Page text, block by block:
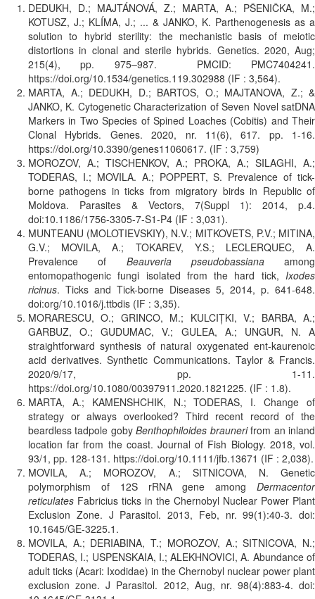
DEDUKH, D.; MAJTÁNOVÁ, Z.; MARTA, A.; PŠENIČKA, M.;
KOTUSZ, J.; KLÍMA, J.; ... & JANKO, K. Parthenogenesis as a
solution to hybrid sterility: the mechanistic basis of meiotic
distortions in clonal and sterile hybrids. Genetics. 2020, Aug;
215(4), pp. 975–987. PMCID: PMC7404241.
https://doi.org/10.1534/genetics.119.302988 (IF : 3,564).
MARTA, A.; DEDUKH, D.; BARTOS, O.; MAJTANOVA, Z.; &
JANKO, K. Cytogenetic Characterization of Seven Novel satDNA
Markers in Two Species of Spined Loaches (Cobitis) and Their
Clonal Hybrids. Genes. 2020, nr. 11(6), 617. pp. 1-16.
https://doi.org/10.3390/genes11060617. (IF : 3,759)
MOROZOV, A.; TISCHENKOV, A.; PROKA, A.; SILAGHI, A.;
TODERAS, I.; MOVILA. A.; POPPERT, S. Prevalence of tick-
borne pathogens in ticks from migratory birds in Republic of
Moldova. Parasites & Vectors, 7(Suppl 1): 2014, p.4.
doi:10.1186/1756-3305-7-S1-P4 (IF : 3,031).
MUNTEANU (MOLOTIEVSKIY), N.V.; MITKOVETS, P.V.; MITINA,
G.V.; MOVILA, A.; TOKAREV, Y.S.; LECLERQUEC, A.
Prevalence of Beauveria pseudobassiana among
entomopathogenic fungi isolated from the hard tick, Ixodes
ricinus. Ticks and Tick-borne Diseases 5, 2014, p. 641-648.
doi:org/10.1016/j.ttbdis (IF : 3,35).
MORARESCU, O.; GRINCO, M.; KULCIŢKI, V.; BARBA, A.;
GARBUZ, O.; GUDUMAC, V.; GULEA, A.; UNGUR, N. A
straightforward synthesis of natural oxygenated ent-kaurenoic
acid derivatives. Synthetic Communications. Taylor & Francis.
2020/9/17, pp. 1-11.
https://doi.org/10.1080/00397911.2020.1821225. (IF : 1.8).
MARTA, A.; KAMENSHCHIK, N.; TODERAS, I. Change of
strategy or always overlooked? Third recent record of the
beardless tadpole gobyBenthophiloides braunerifrom an inland
location far from the coast. Journal of Fish Biology. 2018, vol.
93/1, pp. 128-131. https://doi.org/10.1111/jfb.13671 (IF : 2,038).
MOVILA, A.; MOROZOV, A.; SITNICOVA, N. Genetic
polymorphism of 12S rRNA gene among Dermacentor
reticulates Fabricius ticks in the Chernobyl Nuclear Power Plant
Exclusion Zone. J Parasitol. 2013, Feb, nr. 99(1):40-3. doi:
10.1645/GE-3225.1.
MOVILA, A.; DERIABINA, T.; MOROZOV, A.; SITNICOVA, N.;
TODERAS, I.; USPENSKAIA, I.; ALEKHNOVICI, A. Abundance of
adult ticks (Acari: Ixodidae) in the Chernobyl nuclear power plant
exclusion zone. J Parasitol. 2012, Aug, nr. 98(4):883-4. doi: